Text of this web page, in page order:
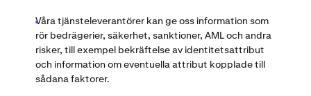
Våra tjänsteleverantörer kan ge oss information som
rör bedrägerier, säkerhet, sanktioner, AML och andra
risker, till exempel bekräftelse av identitetsattribut
och information om eventuella attribut kopplade till
sådana faktorer.